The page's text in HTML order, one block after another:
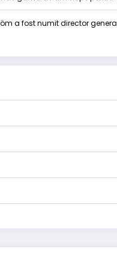
a fost numit director